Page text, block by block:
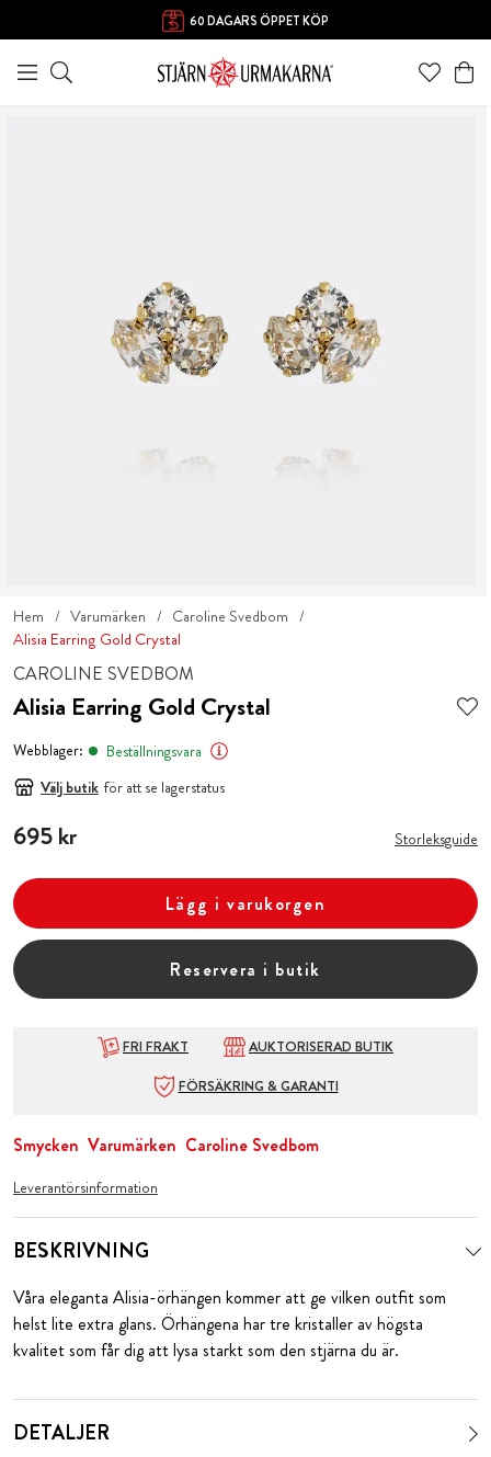
60 DAGARS ÖPPET KÖP
Hem Varumärken
Caroline Svedbom
Alisia Earring Gold Crystal
CAROLINE SVEDBOM
Alisia Earring Gold Crystal
Webblager:
Beställningsvara
Välj butik för att se lagerstatus
Pris:695 kr
695 kr Storleksguide
Lägg i varukorgen
Reservera i butik
FRI FRAKT
AUKTORISERAD BUTIK
FÖRSÄKRING & GARANTI
Smycken Varumärken Caroline Svedbom
Leverantörsinformation
BESKRIVNING
Våra eleganta Alisia-örhängen kommer att ge vilken outfit som
helst lite extra glans. Örhängena har tre kristaller av högsta
kvalitet som får dig att lysa starkt som den stjärna du är.
DETALJER